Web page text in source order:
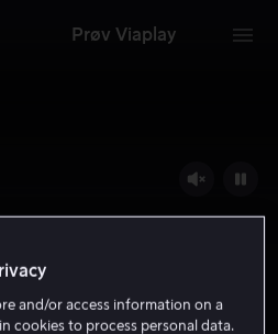
Prøv Viaplay
and/or access information on a
cookies to process personal data.